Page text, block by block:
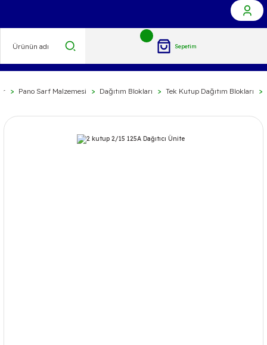
Sepetim
Pano Sarf Malzemesi Dağıtım Blokları Tek Kutup Dağıtım Blokları